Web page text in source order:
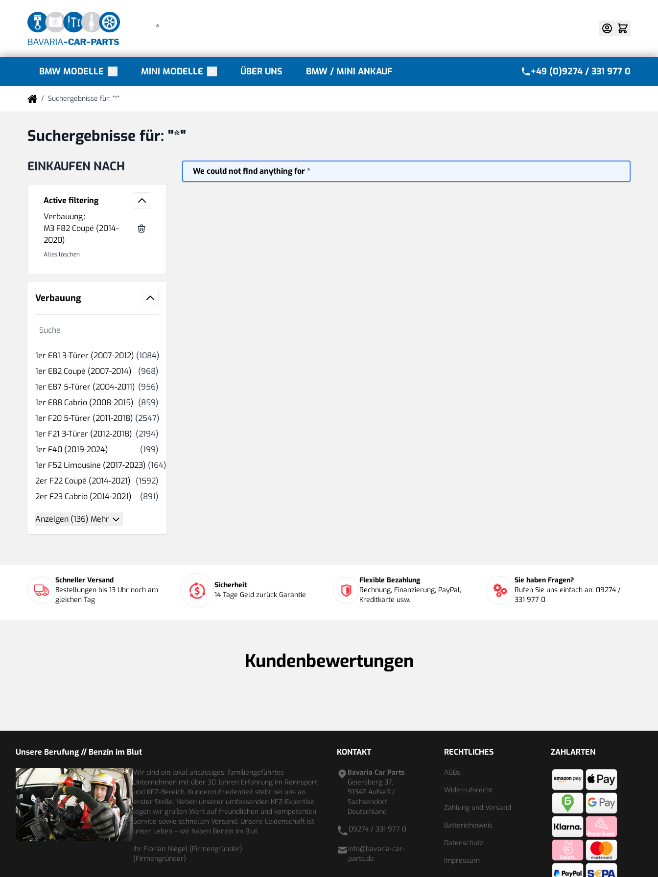
BMW MODELLE Toggle submenu for BMW Modelle
MINI MODELLE Toggle submenu for MINI Modelle
ÜBER UNS BMW / MINI ANKAUF +49 (0)9274 / 331 977 0
/ Suchergebnisse für: "*"
Suchergebnisse für: "*"
We could not find anything for *
EINKAUFEN NACH
Active filtering
Verbauung
M3 F82 Coupé (2014-
2020)
Alles löschen
Verbauung
1er E81 3-Türer (2007-2012) (1084)
1er E82 Coupé (2007-2014)
(968)
1er E87 5-Türer (2004-2011) (956)
1er E88 Cabrio (2008-2015) (859)
1er F20 5-Türer (2011-2018) (2547)
1er F21 3-Türer (2012-2018) (2194)
1er F40 (2019-2024)
(199)
1er F52 Limousine (2017-2023) (164)
2er F22 Coupé (2014-2021) (1592)
2er F23 Cabrio (2014-2021)
(891)
Anzeigen (136) Mehr
Schneller Versand
Bestellungen bis 13 Uhr noch am
gleichen Tag
Sicherheit
14 Tage Geld zurück Garantie
Flexible Bezahlung
Rechnung, Finanzierung, PayPal,
Kreditkarte usw.
Sie haben Fragen?
Rufen Sie uns einfach an: 09274 /
331 977 0
Kundenbewertungen
Unsere Berufung // Benzin im Blut
Wir sind ein lokal ansässiges, familiengeführtes
Unternehmen mit über 30 Jahren Erfahrung im Rennsport
und KFZ-Bereich. Kundenzufriedenheit steht bei uns an
erster Stelle. Neben unserer umfassenden KFZ-Expertise
legen wir großen Wert auf freundlichen und kompetenten
Service sowie schnellen Versand. Unsere Leidenschaft ist
unser Leben – wir haben Benzin im Blut.
Ihr Florian Niegel (Firmengründer)
(Firmengründer)
KONTAKT
Bavaria Car Parts
Geiersberg 37,
91347 Aufseß /
Sachsendorf
Deutschland
09274 / 331 977 0
info@bavaria-car-
parts.de
RECHTLICHES
AGBs
Widerrufsrecht
Zahlung und Versand
Batteriehinweis
Datenschutz
Impressum
ZAHLARTEN